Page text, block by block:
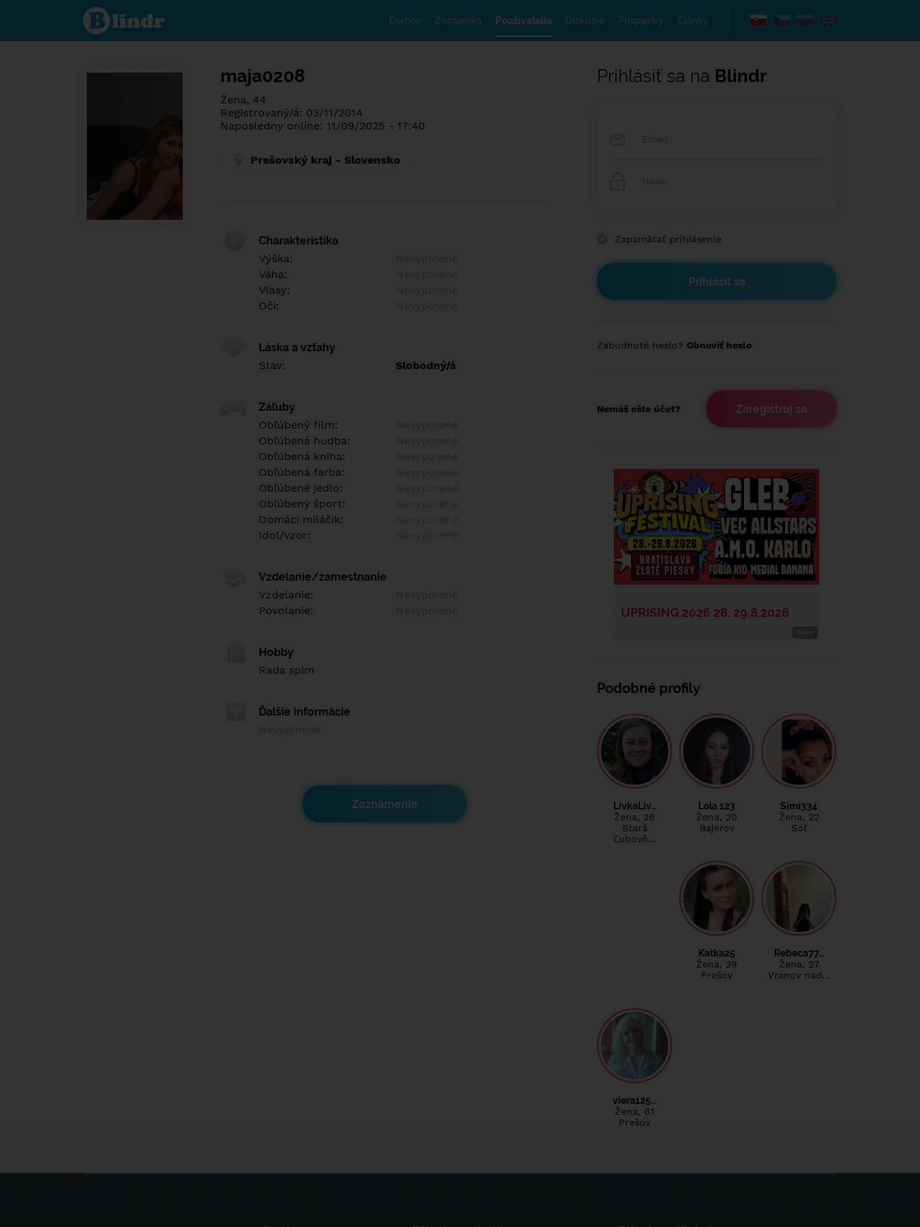
Spoznaj čo je
pod maskou.
Zoznamovacia
Domov Zoznamka Používatelia Diskusie Príspevky Články
maja0208
Žena, 44
Registrovaný/á: 03/11/2014
Naposledny online: 11/09/2025 - 17:40
Prešovský kraj - Slovensko
Charakteristika
Výška:
Váha:
Vlasy:
Oči:
Láska a vzťahy
Stav:
Slobodný/á
Záľuby
Obľúbený film:
Obľúbená hudba:
Obľúbená kniha:
Obľúbená farba:
Obľúbené jedlo:
Obľúbený šport:
Domáci miláčik:
Idol/vzor:
Vzdelanie/zamestnanie
Vzdelanie:
Povolanie:
Hobby
Rada spím
Ďalšie informácie
Zoznámenie
Prihlásiť sa na Blindr
Zapamätať prihlásenie
Zabudnuté heslo? Obnoviť heslo
Nemáš ešte účet? Zaregistruj sa
Podobné profily
LivkaLiv…
Žena, 26
Stará
Ľubovň…
Lola 123
Žena, 20
Bajerov
Simi334
Žena, 22
Soľ
Katka25
Žena, 29
Prešov
Rebeca77…
Žena, 27
Vranov nad…
viera125…
Žena, 61
Prešov